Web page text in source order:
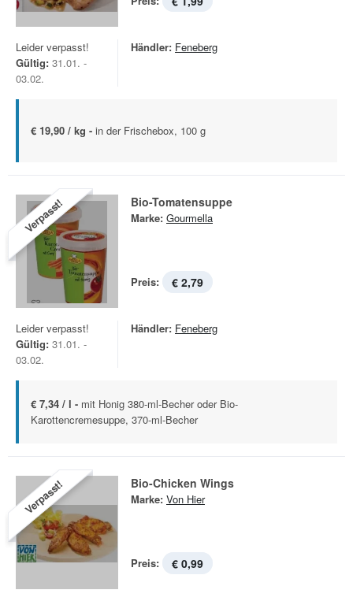
Leider verpasst!
Gültig: 31.01. -
03.02.
Händler: Feneberg
€ 19,90 / kg - in der Frischebox, 100 g
Verpasst! Bio-Tomatensuppe
Marke: Gourmella
Preis: € 2,79
Leider verpasst!
Gültig: 31.01. -
03.02.
Händler: Feneberg
€ 7,34 / l - mit Honig 380-ml-Becher oder Bio-
Karottencremesuppe, 370-ml-Becher
Verpasst! Bio-Chicken Wings
Marke: Von Hier
Preis: € 0,99